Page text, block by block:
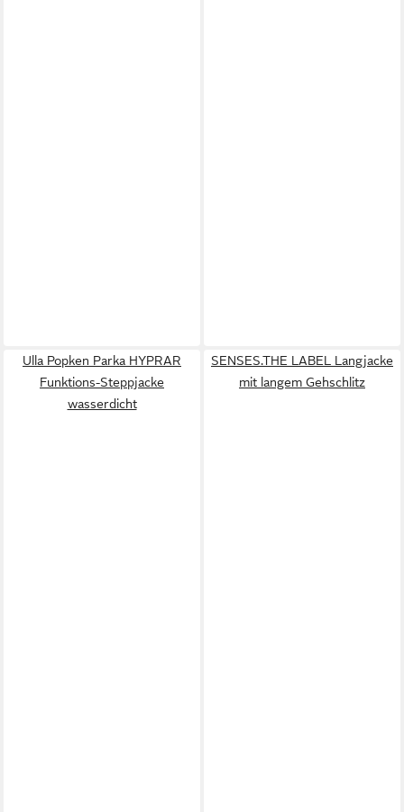
Ulla Popken Parka HYPRAR
Funktions-Steppjacke
wasserdicht
SENSES.THE LABEL Langjacke
mit langem Gehschlitz